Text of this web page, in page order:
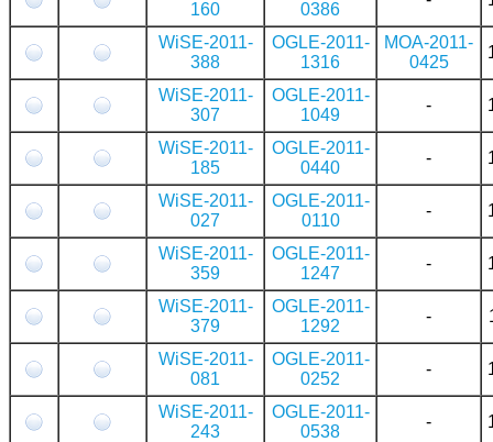
160
0386
WiSE-2011-
388
OGLE-2011-
1316
MOA-2011-
0425
WiSE-2011-
307
OGLE-2011-
1049
-
WiSE-2011-
185
OGLE-2011-
0440
-
WiSE-2011-
027
OGLE-2011-
0110
-
WiSE-2011-
359
OGLE-2011-
1247
-
WiSE-2011-
379
OGLE-2011-
1292
-
WiSE-2011-
081
OGLE-2011-
0252
-
WiSE-2011-
243
OGLE-2011-
0538
-